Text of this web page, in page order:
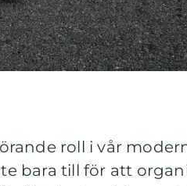
roll i vår
bara till för att